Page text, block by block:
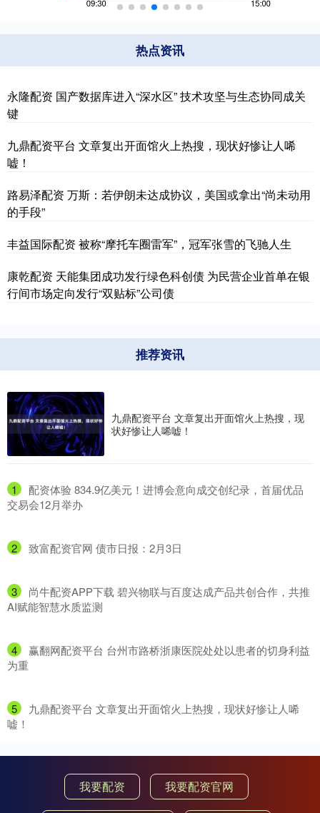
热点资讯
永隆配资 国产数据库进入“深水区” 技术攻坚与生态协同成关
键
九鼎配资平台 文章复出开面馆火上热搜，现状好惨让人唏
嘘！
路易泽配资 万斯：若伊朗未达成协议，美国或拿出“尚未动用
的手段”
丰益国际配资 被称“摩托车圈雷军”，冠军张雪的飞驰人生
康乾配资 天能集团成功发行绿色科创债 为民营企业首单在银
行间市场定向发行“双贴标”公司债
推荐资讯
九鼎配资平台 文章复出开面馆火上热搜，现
状好惨让人唏嘘！
1
​配资体验 834.9亿美元！进博会意向成交创纪录，首届优品
交易会12月举办
2 ​致富配资官网 债市日报：2月3日
3
​尚牛配资APP下载 碧兴物联与百度达成产品共创合作，共推
AI赋能智慧水质监测
4
​赢翻网配资平台 台州市路桥浙康医院处处以患者的切身利益
为重
5
​九鼎配资平台 文章复出开面馆火上热搜，现状好惨让人唏
嘘！
我要配资 我要配资官网